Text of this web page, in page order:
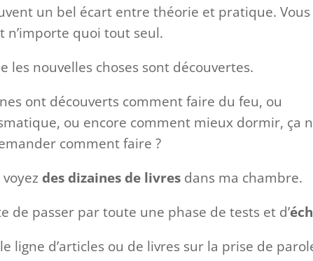
un bel écart entre théorie et pratique. Vous
quoi tout seul.
les nouvelles choses sont découvertes.
ont découverts comment faire du feu, ou
ou encore comment mieux dormir, ça
comment faire ?
des dizaines de livres dans ma chambre.
de passer par toute une phase de tests et d’
ligne d’articles ou de livres sur la prise de